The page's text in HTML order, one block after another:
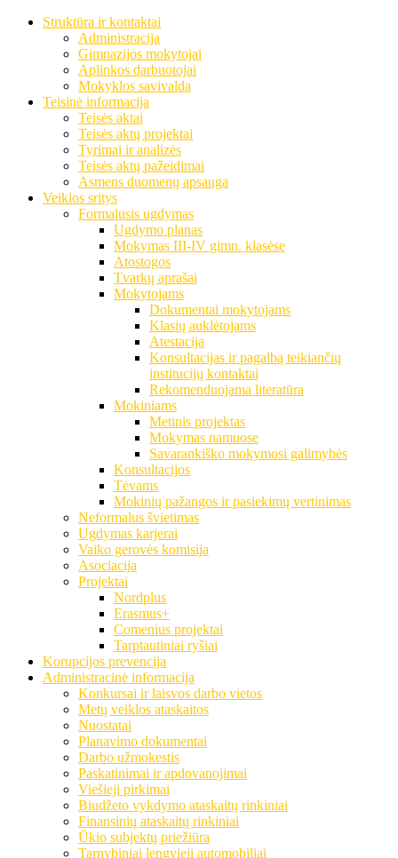
Struktūra ir kontaktai
Administracija
Gimnazijos mokytojai
Aplinkos darbuotojai
Mokyklos savivalda
Teisinė informacija
Teisės aktai
Teisės aktų projektai
Tyrimai ir analizės
Teisės aktų pažeidimai
Asmens duomenų apsauga
Veiklos sritys
Formalusis ugdymas
Ugdymo planas
Mokymas III-IV gimn. klasėse
Atostogos
Tvarkų aprašai
Mokytojams
Dokumentai mokytojams
Klasių auklėtojams
Atestacija
Konsultacijas ir pagalbą teikiančių
institucijų kontaktai
Rekomenduojama literatūra
Mokiniams
Metinis projektas
Mokymas namuose
Savarankiško mokymosi galimybės
Konsultacijos
Tėvams
Mokinių pažangos ir pasiekimų vertinimas
Neformalus švietimas
Ugdymas karjerai
Vaiko gerovės komisija
Asociacija
Projektai
Nordplus
Erasmus+
Comenius projektai
Tarptautiniai ryšiai
Korupcijos prevencija
Administracinė informacija
Konkursai ir laisvos darbo vietos
Metų veiklos ataskaitos
Nuostatai
Planavimo dokumentai
Darbo užmokestis
Paskatinimai ir apdovanojimai
Viešieji pirkimai
Biudžeto vykdymo ataskaitų rinkiniai
Finansinių ataskaitų rinkiniai
Ūkio subjektų priežiūra
Tarnybiniai lengvieji automobiliai